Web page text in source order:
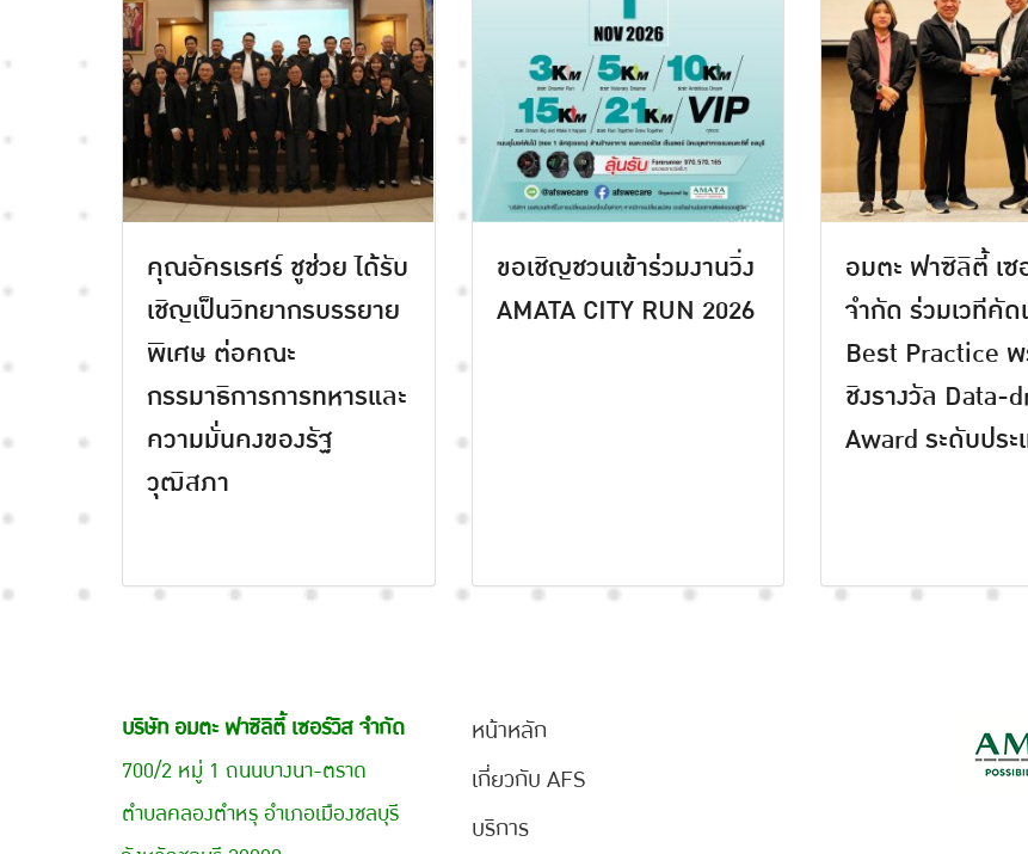
คุณอัครเรศร์ ชูช่วย ได้รับ
เชิญเป็นวิทยากรบรรยาย
พิเศษ ต่อคณะ
กรรมาธิการการทหารและ
ความมั่นคงของรัฐ
วุฒิสภา
ขอเชิญชวนเข้าร่วมงานวิ่ง
AMATA CITY RUN 2026
อมตะ ฟาซิลิตี้ เซ
จำกัด ร่วมเวทีคัด
Best Practice พ
ชิงรางวัล Data-
Award ระดับประ
บริษัท อมตะ ฟาซิลิตี้ เซอร์วิส จำกัด
700/2 หมู่ 1 ถนนบางนา-ตราด
ตำบลคลองตำหรุ อำเภอเมืองชลบุรี
หน้าหลัก
เกี่ยวกับ AFS
บริการ